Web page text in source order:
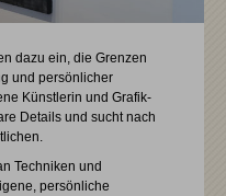
dazu ein, die Grenzen
und persönlicher
Künstlerin und Grafik-
Details und sucht nach
Techniken und
persönliche